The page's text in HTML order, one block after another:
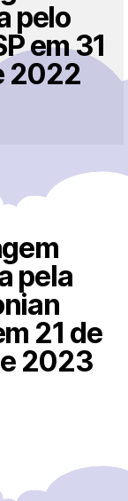
pelo
em 31
2022
pela
21 de
2023